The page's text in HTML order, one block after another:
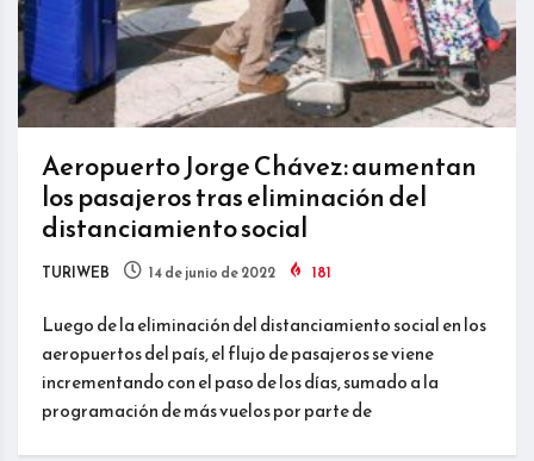
Aeropuerto Jorge Chávez: aumentan
los pasajeros tras eliminación del
distanciamiento social
TURIWEB 14 de junio de 2022 181
Luego de la eliminación del distanciamiento social en los
aeropuertos del país, el flujo de pasajeros se viene
incrementando con el paso de los días, sumado a la
programación de más vuelos por parte de